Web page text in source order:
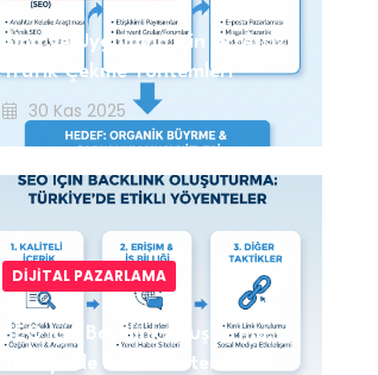
Blog ve Uygulama için Ücretsiz
Trafik Çekme Yöntemleri
30 Kas 2025
DIJITAL PAZARLAMA
SEO için Backlink Oluşturma:
Türkiye'de Etkili Yöntemler